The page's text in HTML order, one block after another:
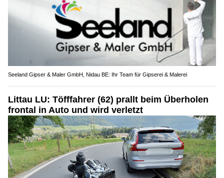
Seeland Gipser & Maler GmbH, Nidau BE: Ihr Team für Gipserei & Malerei
Littau LU: Töfffahrer (62) prallt beim Überholen
frontal in Auto und wird verletzt